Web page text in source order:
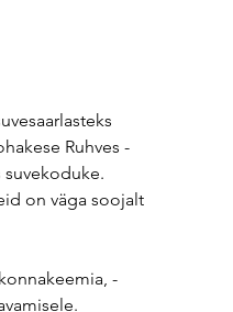
Ruhves -
on väga soojalt
-